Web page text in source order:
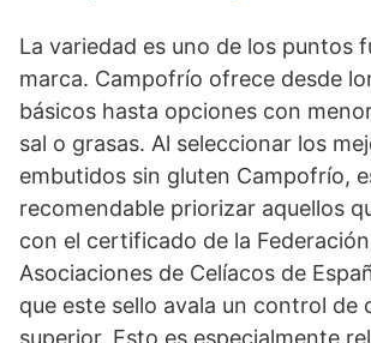
La variedad es uno de los puntos
marca. Campofrío ofrece desde
básicos hasta opciones con
sal o grasas. Al seleccionar los
embutidos sin gluten Campofrío,
recomendable priorizar aquellos
con el certificado de la
Asociaciones de Celíacos de
que este sello avala un control de
superior. Esto es especialmente